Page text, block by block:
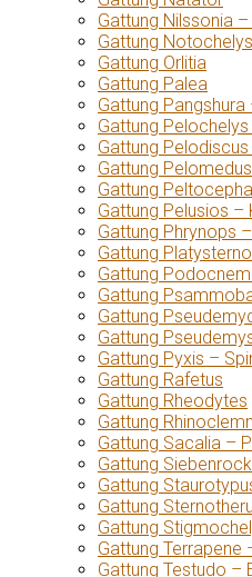
Gattung Nilssonia
Gattung Notochelys
Gattung Orlitia
Gattung Palea
Gattung
Gattung
Gattung
Gattung
Gattung
Gattung Pelusios –
Gattung Phrynops
Gattung
Gattung
Gattung
Gattung
Gattung
Gattung Pyxis –
Gattung Rafetus
Gattung Rheodytes
Gattung
Gattung Sacalia –
Gattung
Gattung
Gattung
Gattung
Gattung Terrapene
Gattung Testudo –